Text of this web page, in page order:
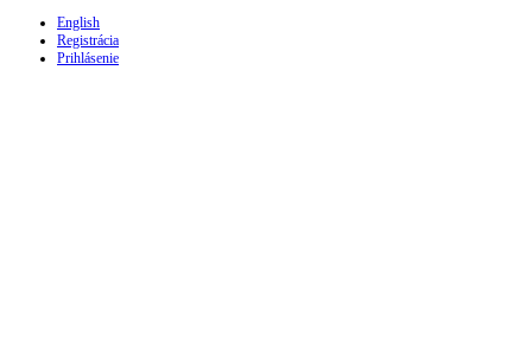
English
Registrácia
Prihlásenie